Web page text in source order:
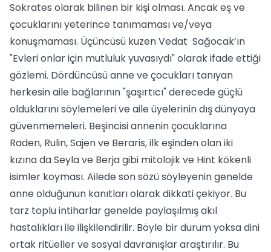
Sokrates olarak bilinen bir kişi olması. Ancak eş ve
çocuklarını yeterince tanımaması ve/veya
konuşmaması. Üçüncüsü kuzen Vedat Sağocak’ın
"Evleri onlar için mutluluk yuvasıydı" olarak ifade ettiği
gözlemi. Dördüncüsü anne ve çocukları tanıyan
herkesin aile bağlarının "şaşırtıcı" derecede güçlü
olduklarını söylemeleri ve aile üyelerinin dış dünyaya
güvenmemeleri. Beşincisi annenin çocuklarına
Raden, Rulin, Sajen ve Beraris, ilk eşinden olan iki
kızına da Seyla ve Berja gibi mitolojik ve Hint kökenli
isimler koyması. Ailede son sözü söyleyenin genelde
anne olduğunun kanıtları olarak dikkati çekiyor. Bu
tarz toplu intiharlar genelde paylaşılmış akıl
hastalıkları ile ilişkilendirilir. Böyle bir durum yoksa dini
ortak ritüeller ve sosyal davranışlar araştırılır. Bu